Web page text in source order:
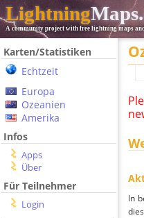
Lightning
A community project with free lightning maps
Karten/Statistiken
Echtzeit
Europa
Ozeanien
Amerika
Infos
Apps
Über
Für Teilnehmer
Login
In